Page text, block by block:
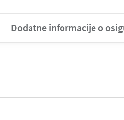
Dodatne informacije o